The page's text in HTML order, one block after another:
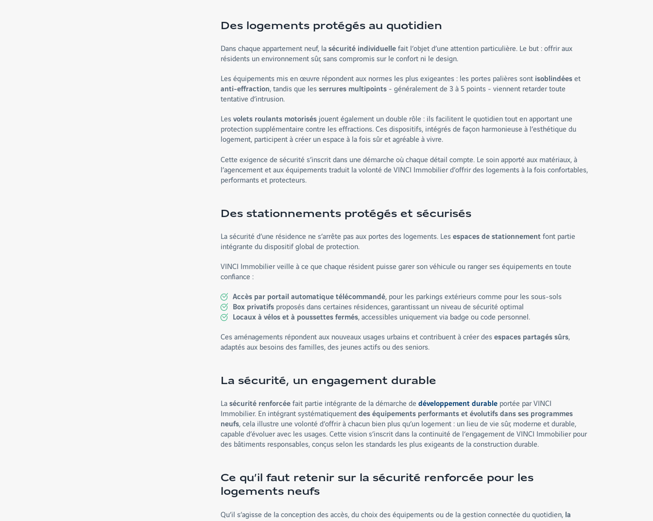
Des logements protégés au quotidien
Dans chaque appartement neuf, lasécurité individuellefait l’objet d’une attention particulière. Le but : offrir aux
résidents un environnement sûr, sans compromis sur le confort ni le design.
Les équipements mis en œuvre répondent aux normes les plus exigeantes : les portes palières sont isoblindéeset
anti-effraction, tandis que lesserrures multipoints- généralement de 3 à 5 points - viennent retarder toute
tentative d’intrusion.
Lesvolets roulants motorisésjouent également un double rôle : ils facilitent le quotidien tout en apportant une
protection supplémentaire contre les effractions. Ces dispositifs, intégrés de façon harmonieuse à l’esthétique du
logement, participent à créer un espace à la fois sûr et agréable à vivre.
Cette exigence de sécurité s’inscrit dans une démarche où chaque détail compte. Le soin apporté aux matériaux, à
l’agencement et aux équipements traduit la volonté de VINCI Immobilier d’offrir des logements à la fois confortables,
performants et protecteurs.
Des stationnements protégés et sécurisés
La sécurité d’une résidence ne s’arrête pas aux portes des logements. Lesespaces de stationnement font partie
intégrante du dispositif global de protection.
VINCI Immobilier veille à ce que chaque résident puisse garer son véhicule ou ranger ses équipements en toute
confiance :
Accès par portail automatique télécommandé, pour les parkings extérieurs comme pour les sous-sols
Box privatifsproposés dans certaines résidences, garantissant un niveau de sécurité optimal
Locaux à vélos et à poussettes fermés, accessibles uniquement via badge ou code personnel.
Ces aménagements répondent aux nouveaux usages urbains et contribuent à créer desespaces partagés sûrs,
adaptés aux besoins des familles, des jeunes actifs ou des seniors.
La sécurité, un engagement durable
Lasécurité renforcéefait partie intégrante de la démarche dedéveloppement durableportée par VINCI
Immobilier. En intégrant systématiquementdes équipements performants et évolutifs dans ses programmes
neufs, cela illustre une volonté d’offrir à chacun bien plus qu’un logement : un lieu de vie sûr, moderne et durable,
capable d’évoluer avec les usages. Cette vision s’inscrit dans la continuité de l’engagement de VINCI Immobilier pour
des bâtiments responsables, conçus selon les standards les plus exigeants de la construction durable.
Ce qu’il faut retenir sur la sécurité renforcée pour les
logements neufs
Qu’il s’agisse de la conception des accès, du choix des équipements ou de la gestion connectée du quotidien, la